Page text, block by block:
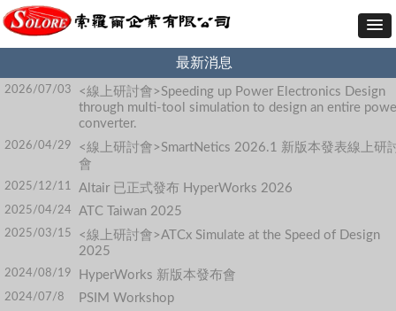
最新消息
2026/07/03
<線上研討會>Speeding up Power Electronics Design
through multi-tool simulation to design an entire
converter.
2026/04/29
<線上研討會>SmartNetics 2026.1 新版本發表線上研
會
2025/12/11 Altair 已正式發布 HyperWorks 2026
2025/04/24 ATC Taiwan 2025
2025/03/15
<線上研討會>ATCx Simulate at the Speed of Design
2025
2024/08/19 HyperWorks 新版本發布會
2024/07/8 PSIM Workshop